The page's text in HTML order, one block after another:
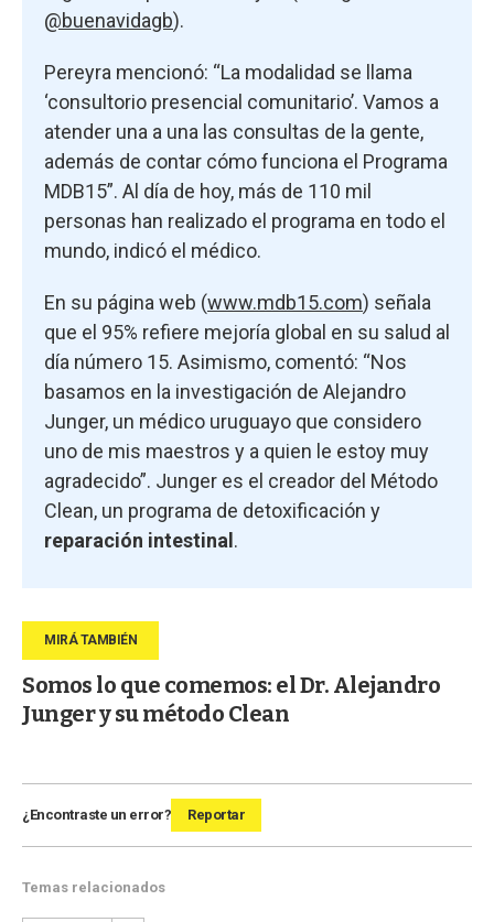
@buenavidagb).
Pereyra mencionó: “La modalidad se llama
‘consultorio presencial comunitario’. Vamos a
atender una a una las consultas de la gente,
además de contar cómo funciona el Programa
MDB15”. Al día de hoy, más de 110 mil
personas han realizado el programa en todo el
mundo, indicó el médico.
En su página web (www.mdb15.com) señala
que el 95% refiere mejoría global en su salud al
día número 15. Asimismo, comentó: “Nos
basamos en la investigación de Alejandro
Junger, un médico uruguayo que considero
uno de mis maestros y a quien le estoy muy
agradecido”. Junger es el creador del Método
Clean, un programa de detoxificación y
reparación intestinal .
Somos lo que comemos: el Dr. Alejandro
Junger y su método Clean
¿Encontraste un error? Reportar
Temas relacionados